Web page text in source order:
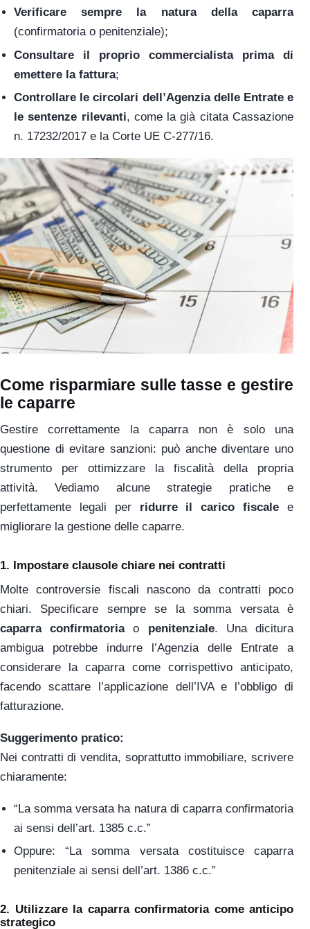
Verificare sempre la natura della caparra
(confirmatoria o penitenziale);
Consultare il proprio commercialista prima di
emettere la fattura;
Controllare le circolari dell’Agenzia delle Entrate e
le sentenze rilevanti, come la già citata Cassazione
n. 17232/2017 e la Corte UE C-277/16.
Come risparmiare sulle tasse e gestire
le caparre
Gestire correttamente la caparra non è solo una
questione di evitare sanzioni: può anche diventare uno
strumento per ottimizzare la fiscalità della propria
attività. Vediamo alcune strategie pratiche e
perfettamente legali per ridurre il carico fiscale e
migliorare la gestione delle caparre.
1. Impostare clausole chiare nei contratti
Molte controversie fiscali nascono da contratti poco
chiari. Specificare sempre se la somma versata è
caparra confirmatoriao penitenziale. Una dicitura
ambigua potrebbe indurre l’Agenzia delle Entrate a
considerare la caparra come corrispettivo anticipato,
facendo scattare l’applicazione dell’IVA e l’obbligo di
fatturazione.
Suggerimento pratico:
Nei contratti di vendita, soprattutto immobiliare, scrivere
chiaramente:
“La somma versata ha natura di caparra confirmatoria
ai sensi dell’art. 1385 c.c.”
Oppure: “La somma versata costituisce caparra
penitenziale ai sensi dell’art. 1386 c.c.”
2. Utilizzare la caparra confirmatoria come anticipo
strategico